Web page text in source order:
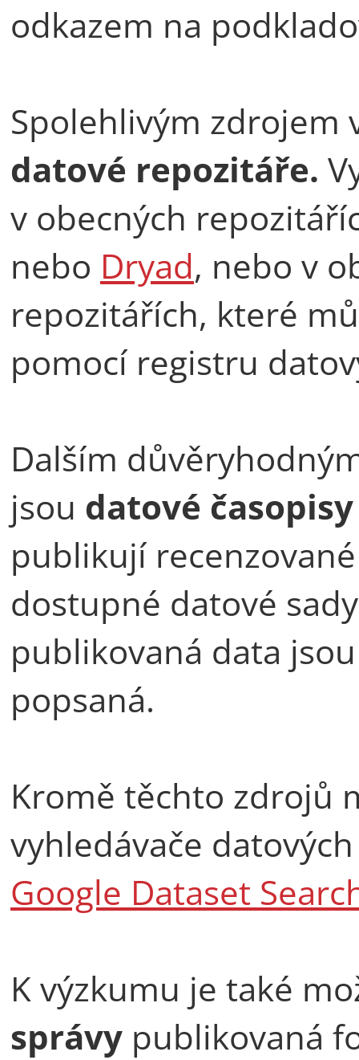
odkazem na
Spolehlivým zdrojem
datové repozitáře.
v obecných
nebo Dryad, nebo v
repozitářích, které
pomocí registru
Dalším
jsou datové časopisy
publikují
dostupné datové
publikovaná data
popsaná.
Kromě těchto zdrojů
vyhledávače
Google Dataset
K výzkumu je také
správy publikovaná